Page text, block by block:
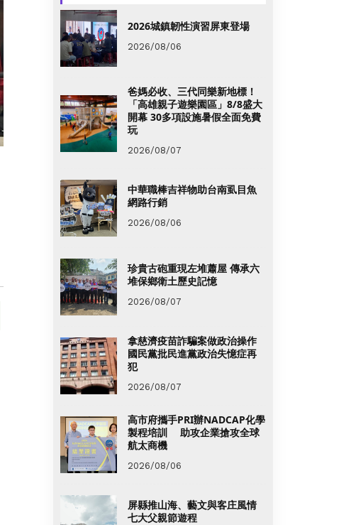
2026城鎮韌性演習屏東登場
2026/08/06
爸媽必收、三代同樂新地標！
「高雄親子遊樂園區」8/8盛大
開幕 30多項設施暑假全面免費
玩
2026/08/07
中華職棒吉祥物助台南虱目魚
網路行銷
2026/08/06
珍貴古砲重現左堆蕭屋 傳承六
堆保鄉衛土歷史記憶
2026/08/07
拿慈濟疫苗詐騙案做政治操作
國民黨批民進黨政治失憶症再
犯
2026/08/07
高市府攜手PRI辦NADCAP化學
製程培訓 助攻企業搶攻全球
航太商機
2026/08/06
屏縣推山海、藝文與客庄風情
七大父親節遊程